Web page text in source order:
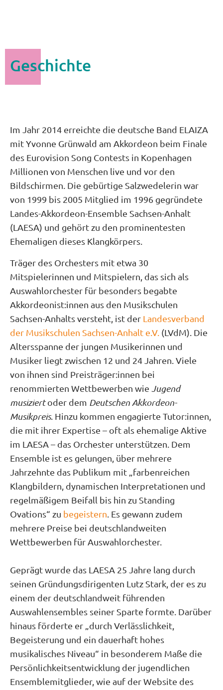
Geschichte
Im Jahr 2014 erreichte die deutsche Band ELAIZA
mit Yvonne Grünwald am Akkordeon beim Finale
des Eurovision Song Contests in Kopenhagen
Millionen von Menschen live und vor den
Bildschirmen. Die gebürtige Salzwedelerin war
von 1999 bis 2005 Mitglied im 1996 gegründete
Landes-Akkordeon-Ensemble Sachsen-Anhalt
(LAESA) und gehört zu den prominentesten
Ehemaligen dieses Klangkörpers.
Träger des Orchesters mit etwa 30
Mitspielerinnen und Mitspielern, das sich als
Auswahlorchester für besonders begabte
Akkordeonist:innen aus den Musikschulen
Sachsen-Anhalts versteht, ist der Landesverband
der Musikschulen Sachsen-Anhalt e.V. (LVdM). Die
Altersspanne der jungen Musikerinnen und
Musiker liegt zwischen 12 und 24 Jahren. Viele
von ihnen sind Preisträger:innen bei
renommierten Wettbewerben wie Jugend
musiziertoder dem Deutschen Akkordeon-
Musikpreis. Hinzu kommen engagierte Tutor:innen,
die mit ihrer Expertise – oft als ehemalige Aktive
im LAESA – das Orchester unterstützen. Dem
Ensemble ist es gelungen, über mehrere
Jahrzehnte das Publikum mit „farbenreichen
Klangbildern, dynamischen Interpretationen und
regelmäßigem Beifall bis hin zu Standing
Ovations“ zu begeistern . Es gewann zudem
mehrere Preise bei deutschlandweiten
Wettbewerben für Auswahlorchester.
Geprägt wurde das LAESA 25 Jahre lang durch
seinen Gründungsdirigenten Lutz Stark, der es zu
einem der deutschlandweit führenden
Auswahlensembles seiner Sparte formte. Darüber
hinaus förderte er „durch Verlässlichkeit,
Begeisterung und ein dauerhaft hohes
musikalisches Niveau“ in besonderem Maße die
Persönlichkeitsentwicklung der jugendlichen
Ensemblemitglieder, wie auf der Website des